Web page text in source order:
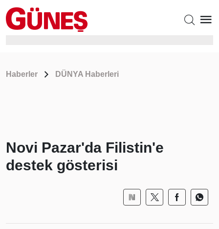
Haberler DÜNYA Haberleri
Novi Pazar'da Filistin'e
destek gösterisi